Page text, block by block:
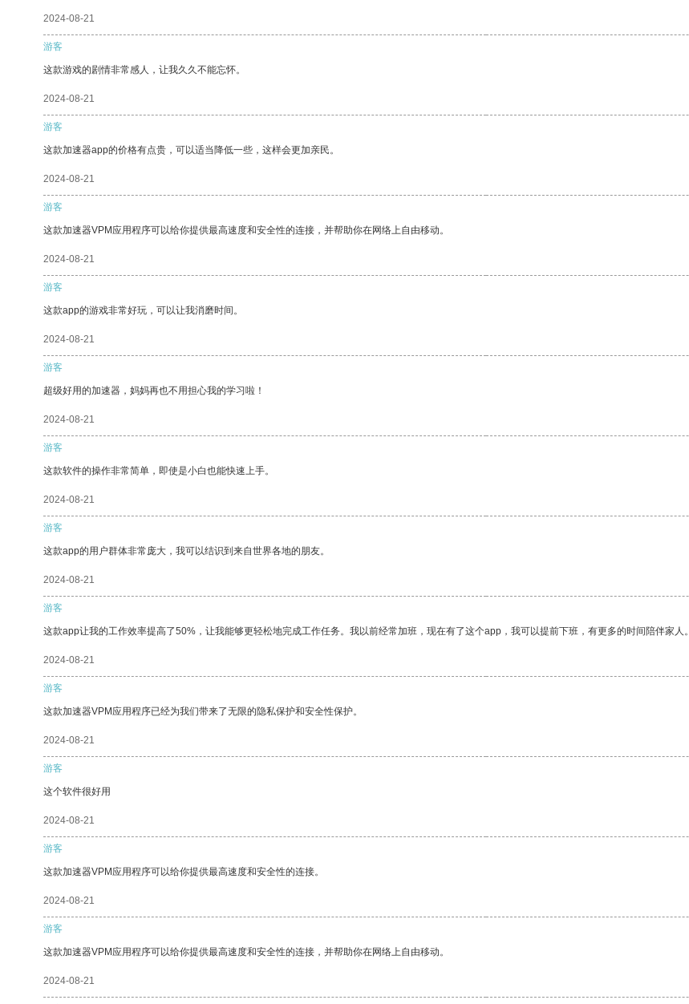
2024-08-21
游客
这款游戏的剧情非常感人，让我久久不能忘怀。
2024-08-21
游客
这款加速器app的价格有点贵，可以适当降低一些，这样会更加亲民。
2024-08-21
游客
这款加速器VPM应用程序可以给你提供最高速度和安全性的连接，并帮助你在网络上自由移动。
2024-08-21
游客
这款app的游戏非常好玩，可以让我消磨时间。
2024-08-21
游客
超级好用的加速器，妈妈再也不用担心我的学习啦！
2024-08-21
游客
这款软件的操作非常简单，即使是小白也能快速上手。
2024-08-21
游客
这款app的用户群体非常庞大，我可以结识到来自世界各地的朋友。
2024-08-21
游客
这款app让我的工作效率提高了50%，让我能够更轻松地完成工作任务。我以前经常加班，现在有了这个app，我可以提前下班，有更多的时间陪伴家人。
2024-08-21
游客
这款加速器VPM应用程序已经为我们带来了无限的隐私保护和安全性保护。
2024-08-21
游客
这个软件很好用
2024-08-21
游客
这款加速器VPM应用程序可以给你提供最高速度和安全性的连接。
2024-08-21
游客
这款加速器VPM应用程序可以给你提供最高速度和安全性的连接，并帮助你在网络上自由移动。
2024-08-21